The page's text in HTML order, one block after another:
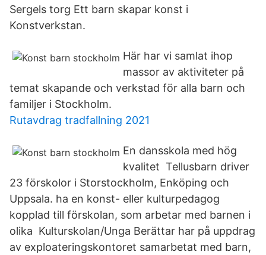
Sergels torg Ett barn skapar konst i
Konstverkstan.
Här har vi samlat ihop
massor av aktiviteter på
temat skapande och verkstad för alla barn och
familjer i Stockholm.
Rutavdrag tradfallning 2021
En dansskola med hög
kvalitet Tellusbarn driver
23 förskolor i Storstockholm, Enköping och
Uppsala. ha en konst- eller kulturpedagog
kopplad till förskolan, som arbetar med barnen i
olika Kulturskolan/Unga Berättar har på uppdrag
av exploateringskontoret samarbetat med barn,